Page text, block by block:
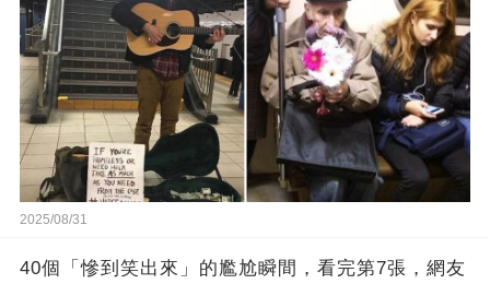
2025/08/31
40個「慘到笑出來」的尷尬瞬間，看完第7張，網友